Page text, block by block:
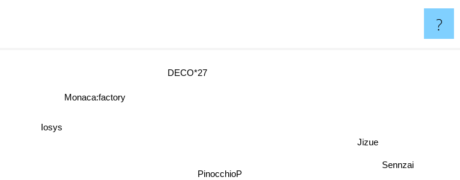
?
PinocchioP
Iosys
Sennzai
Jizue
Monaca:factory
DECO*27